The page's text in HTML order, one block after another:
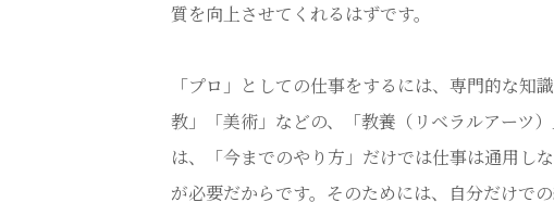
質を向上させてくれるはずです。
「プロ」としての仕事をするには、専門的な知
教」「美術」などの、「教養（リベラルアーツ
は、「今までのやり方」だけでは仕事は通用し
が必要だからです。そのためには、自分だけで